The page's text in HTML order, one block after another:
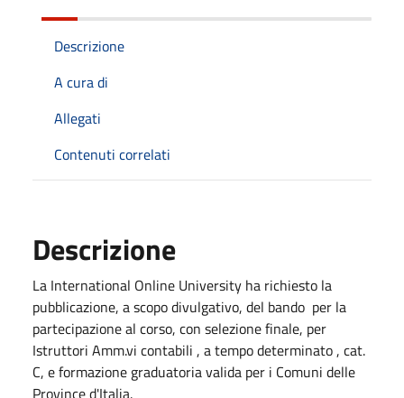
Descrizione
A cura di
Allegati
Contenuti correlati
Descrizione
La International Online University ha richiesto la
pubblicazione, a scopo divulgativo, del bando per la
partecipazione al corso, con selezione finale, per
Istruttori Amm.vi contabili , a tempo determinato , cat.
C, e formazione graduatoria valida per i Comuni delle
Province d'Italia.